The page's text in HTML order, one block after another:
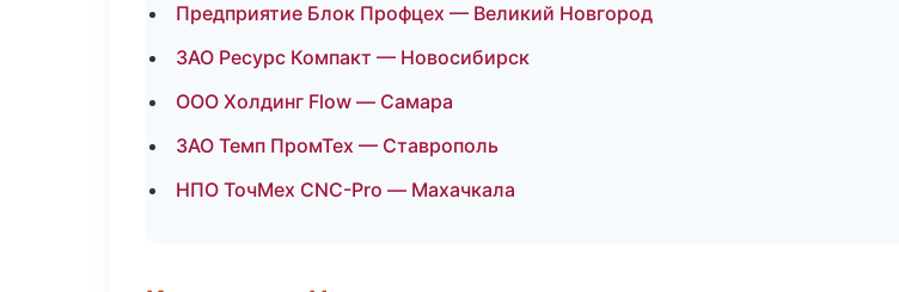
Предприятие Блок Профцех — Великий Новгород
ЗАО Ресурс Компакт — Новосибирск
ООО Холдинг Flow — Самара
ЗАО Темп ПромТех — Ставрополь
НПО ТочМех CNC-Pro — Махачкала